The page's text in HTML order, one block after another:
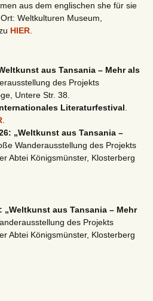
aus dem englischen she für sie
Weltkulturen Museum,
HIER
aus Tansania – Mehr als
des Projekts
Untere Str. 38.
Literaturfestival
„Weltkunst aus Tansania –
Wanderausstellung des Projekts
Abtei Königsmünster, Klosterberg
„Weltkunst aus Tansania – Mehr
des Projekts
Abtei Königsmünster, Klosterberg